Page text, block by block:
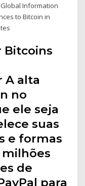
Information
to Bitcoin in
Bitcoins
A alta
no
ele seja
suas
e formas
milhões
de
para